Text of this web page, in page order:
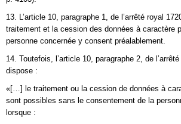
13. L’article 10, paragraphe 1, de l’arrêté royal
traitement et la cession des données à caractère
personne concernée y consent préalablement.
14. Toutefois, l’article 10, paragraphe 2, de
dispose :
«[…] le traitement ou la cession de données à
sont possibles sans le consentement de la
lorsque :